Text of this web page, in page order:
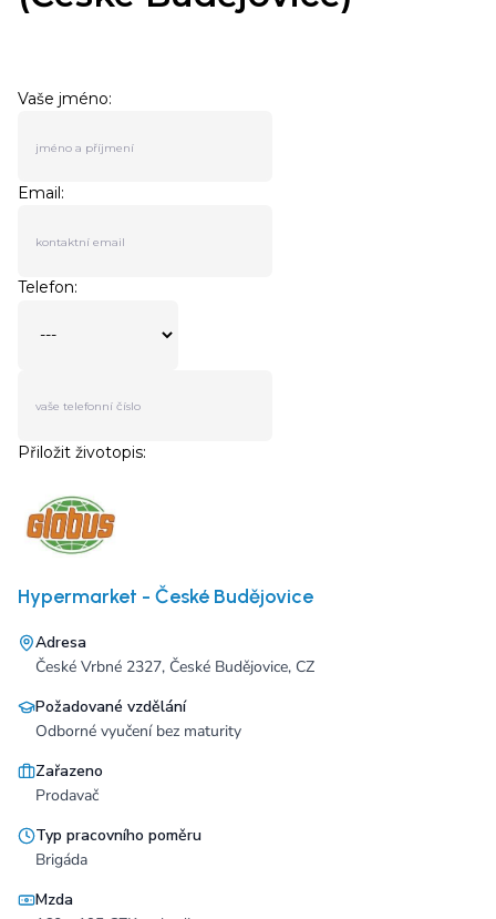
Hypermarket - České Budějovice
Adresa
České Vrbné 2327, České Budějovice, CZ
Požadované vzdělání
Odborné vyučení bez maturity
Zařazeno
Prodavač
Typ pracovního poměru
Brigáda
Mzda